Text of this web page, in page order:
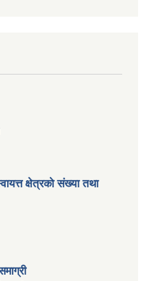
क्षेत्रकाे स‌ंख्या तथा